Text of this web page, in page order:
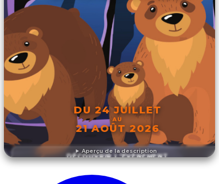
Aperçu de la description
DU 24 JUILLET
AU
21 AOÛT 2026
DÉCOUVRIR L'ÉVÉNEMENT